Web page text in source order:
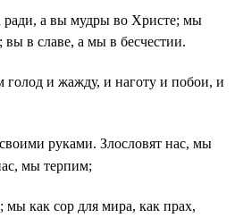
а вы мудры во Христе; мы
в славе, а мы в бесчестии.
и жажду, и наготу и побои, и
руками. Злословят нас, мы
мы терпим;
как сор для мира, как прах,